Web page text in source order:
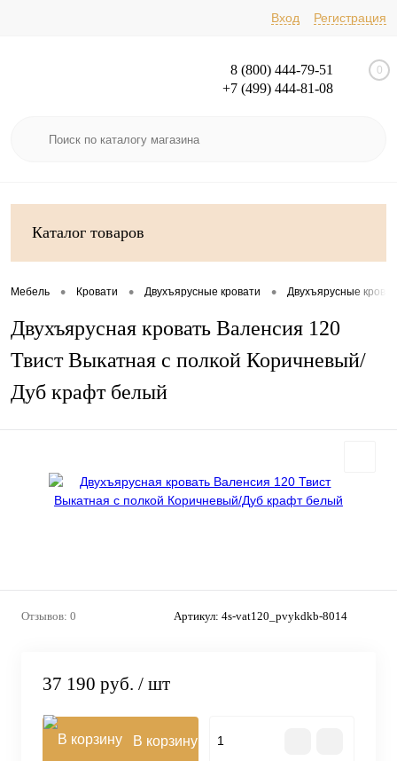
Вход Регистрация
8 (800) 444-79-51
+7 (499) 444-81-08
0
Каталог товаров
Мебель • Кровати • Двухъярусные кровати • Двухъярусные
Двухъярусная кровать Валенсия 120
Твист Выкатная с полкой Коричневый/
Дуб крафт белый
Отзывов: 0 Артикул: 4s-vat120_pvykdkb-8014
37 190 руб. / шт
В корзину